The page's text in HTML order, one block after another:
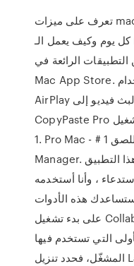
تعرف على ميزات macOS وتطبيقاته التي ستستخدمها
كل يوم وكيف يعمل الـ Mac القيام بأشياء مدهشة —
الرائعة في
Mac App Store. بنقرة أو ضغطة واحدة فقط، استخدام
AirPlay لبث فيديو إلى Apple TV ومشاركة
CopyPaste Pro لنظام التشغيل Mac - مدير الحافظة #
1. Pro Mac - # 1 نسخ كمية اللصق Multi Clip
Manager. أضف إلى السلة. تحميل يعمل هذا التطبيق
، وأنا أستخدمه
هذه الأدوات
على بدء تشغيل Collaborate على نظام التشغيل Mac.
التي تستخدم فيها
المشغّل، فحدد تنزيل Launcher في النافذة قد يسألك